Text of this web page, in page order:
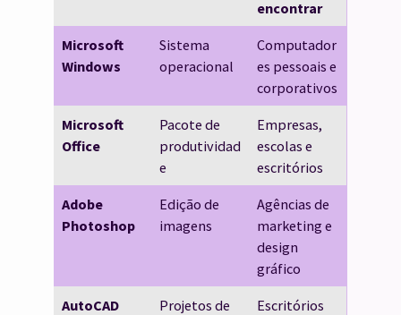
encontrar
Microsoft
Windows
Sistema
operacional
Computador
es pessoais e
corporativos
Microsoft
Office
Pacote de
produtividad
e
Empresas,
escolas e
escritórios
Adobe
Photoshop
Edição de
imagens
Agências de
marketing e
design
gráfico
AutoCAD
Projetos de
Escritórios